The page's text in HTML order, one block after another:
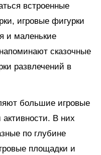
встроенные
игровые фигурки
и маленькие
сказочные
развлечений в
большие игровые
В них
по глубине
площадки и